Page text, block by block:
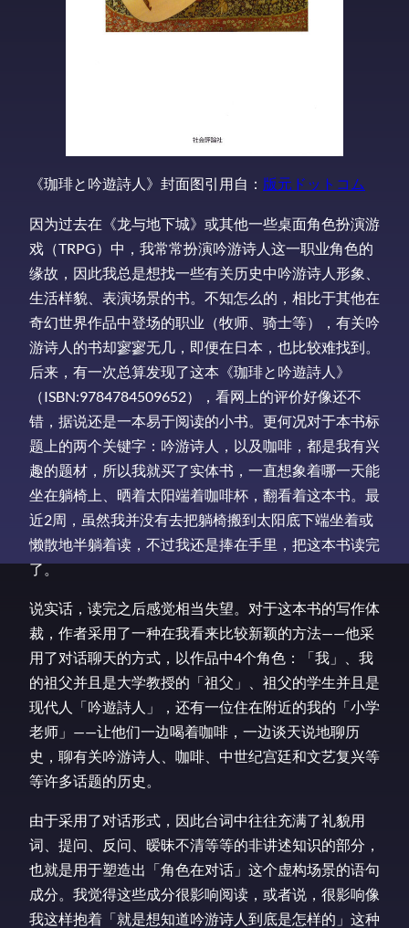
《珈琲と吟遊詩人》封面图引用自： 版元ドットコム
因为过去在《龙与地下城》或其他一些桌面角色扮演游
戏（TRPG）中，我常常扮演吟游诗人这一职业角色的
缘故，因此我总是想找一些有关历史中吟游诗人形象、
生活样貌、表演场景的书。不知怎么的，相比于其他在
奇幻世界作品中登场的职业（牧师、骑士等），有关吟
游诗人的书却寥寥无几，即便在日本，也比较难找到。
后来，有一次总算发现了这本《珈琲と吟遊詩人》
（ISBN:9784784509652），看网上的评价好像还不
错，据说还是一本易于阅读的小书。更何况对于本书标
题上的两个关键字：吟游诗人，以及咖啡，都是我有兴
趣的题材，所以我就买了实体书，一直想象着哪一天能
坐在躺椅上、晒着太阳端着咖啡杯，翻看着这本书。最
近2周，虽然我并没有去把躺椅搬到太阳底下端坐着或
懒散地半躺着读，不过我还是捧在手里，把这本书读完
了。
说实话，读完之后感觉相当失望。对于这本书的写作体
裁，作者采用了一种在我看来比较新颖的方法——他采
用了对话聊天的方式，以作品中4个角色：「我」、我
的祖父并且是大学教授的「祖父」、祖父的学生并且是
现代人「吟遊詩人」，还有一位住在附近的我的「小学
老师」——让他们一边喝着咖啡，一边谈天说地聊历
史，聊有关吟游诗人、咖啡、中世纪宫廷和文艺复兴等
等许多话题的历史。
由于采用了对话形式，因此台词中往往充满了礼貌用
词、提问、反问、暧昧不清等等的非讲述知识的部分，
也就是用于塑造出「角色在对话」这个虚构场景的语句
成分。我觉得这些成分很影响阅读，或者说，很影响像
我这样抱着「就是想知道吟游诗人到底是怎样的」这种